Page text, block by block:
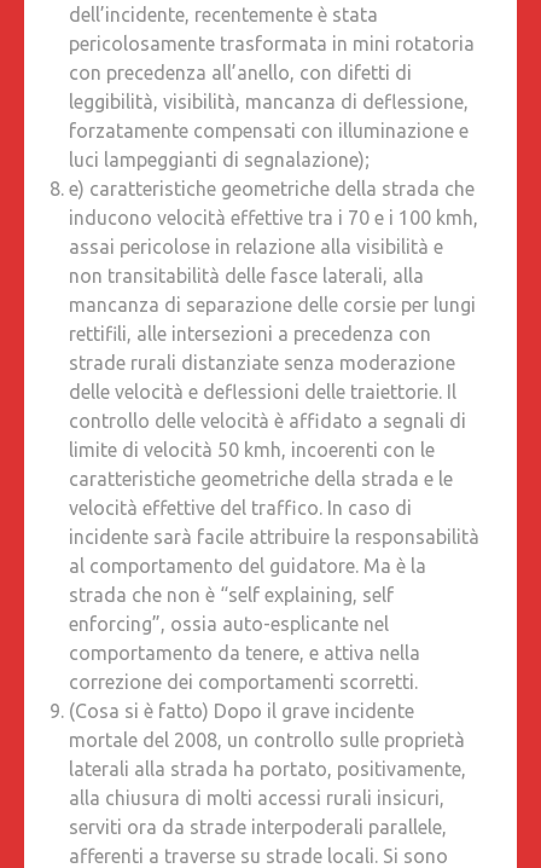
dell’incidente, recentemente è stata
pericolosamente trasformata in mini rotatoria
con precedenza all’anello, con difetti di
leggibilità, visibilità, mancanza di deflessione,
forzatamente compensati con illuminazione e
luci lampeggianti di segnalazione);
e) caratteristiche geometriche della strada che
inducono velocità effettive tra i 70 e i 100 kmh,
assai pericolose in relazione alla visibilità e
non transitabilità delle fasce laterali, alla
mancanza di separazione delle corsie per lungi
rettifili, alle intersezioni a precedenza con
strade rurali distanziate senza moderazione
delle velocità e deflessioni delle traiettorie. Il
controllo delle velocità è affidato a segnali di
limite di velocità 50 kmh, incoerenti con le
caratteristiche geometriche della strada e le
velocità effettive del traffico. In caso di
incidente sarà facile attribuire la responsabilità
al comportamento del guidatore. Ma è la
strada che non è “self explaining, self
enforcing”, ossia auto-esplicante nel
comportamento da tenere, e attiva nella
correzione dei comportamenti scorretti.
(Cosa si è fatto) Dopo il grave incidente
mortale del 2008, un controllo sulle proprietà
laterali alla strada ha portato, positivamente,
alla chiusura di molti accessi rurali insicuri,
serviti ora da strade interpoderali parallele,
afferenti a traverse su strade locali. Si sono